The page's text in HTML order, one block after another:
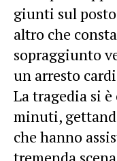
giunti sul
altro che
sopraggiunto
un arresto
La tragedia si
minuti,
che hanno